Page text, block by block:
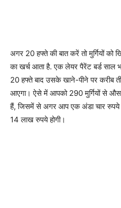
अगर 20 हफ्ते की बात करें तो मुर्गियों
का खर्च आता है. एक लेयर पैरेंट बर्ड
20 हफ्ते बाद उसके खाने-पीने पर करीब
आएगा। ऐसे में आपको 290 मुर्गियों से
हैं, जिसमें से अगर आप एक अंडा चार रुपये
14 लाख रुपये होगी।